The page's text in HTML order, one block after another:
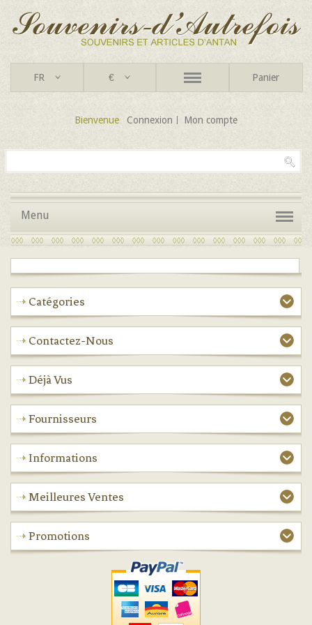
FR € Panier
Bienvenue Connexion Mon compte
Menu
Catégories
Contactez-Nous
Déjà Vus
Fournisseurs
Informations
Meilleures Ventes
Promotions